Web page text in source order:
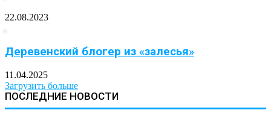
22.08.2023
Деревенский блогер из «залесья»
11.04.2025
Загрузить больше
ПОСЛЕДНИЕ НОВОСТИ